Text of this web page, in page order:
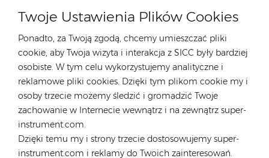
Twoje Ustawienia Plików Cookies
Ponadto, za Twoją zgodą, chcemy umieszczać pliki
cookie, aby Twoja wizyta i interakcja z SICC były bardziej
osobiste. W tym celu wykorzystujemy analityczne i
reklamowe pliki cookies. Dzięki tym plikom cookie my i
osoby trzecie możemy śledzić i gromadzić Twoje
zachowanie w Internecie wewnątrz i na zewnątrz super-
instrument.com.
Dzięki temu my i strony trzecie dostosowujemy super-
instrument.com i reklamy do Twoich zainteresowań.
the customers’ time and money.
GORĄCE TAGI :
Systemy Montażu Paneli Słonecznych Na Dachu
Systemy Mocowania Dachów Ze Stali Lekkiej
Wysokiej Jakości Stojak Do Montażu Paneli Słonecznych
Wspornik Dachowy Solarny